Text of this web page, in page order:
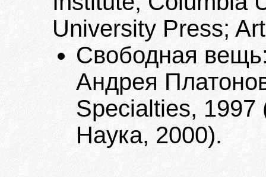
University Press;
Свободная
Андрея
Specialties, 1997
Наука, 2000).